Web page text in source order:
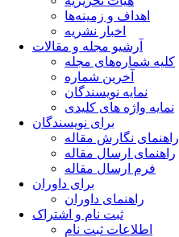
اهداف و زمینه‌ها
اخبار نشریه
آرشیو مجله و مقالات
کلیه شماره‌های مجله
آخرین شماره
نمایه نویسندگان
نمایه واژه های کلیدی
برای نویسندگان
راهنمای نگارش مقاله
راهنمای ارسال مقاله
فرم ارسال مقاله
برای داوران
راهنمای داوران
ثبت نام و اشتراک
اطلاعات ثبت نام